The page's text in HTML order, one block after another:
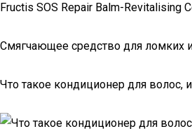
Fructis SOS Repair Balm-Revitalising
Смягчающее средство для ломких
Что такое кондиционер для волос,